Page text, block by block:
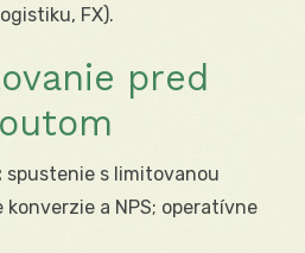
FX).
pred
spustenie s limitovanou
konverzie a NPS; operatívne